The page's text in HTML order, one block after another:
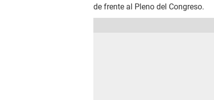
de frente al Pleno del Congreso.